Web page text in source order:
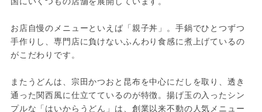
お店自慢のメニューといえば「親子丼」。手鍋でひとつずつ
手作りし、専門店に負けないふんわり食感に煮上げているの
がこだわりです。
またうどんは、宗田かつおと昆布を中心にだしを取り、透き
通った関西風に仕立てているのが特徴。揚げ玉の入ったシン
プルな「はいからうどん」は、創業以来不動の人気メニュー